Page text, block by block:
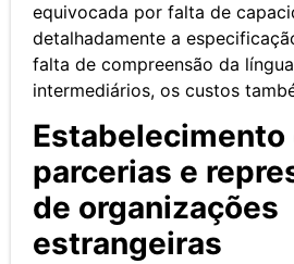
equivocada por falta de
detalhadamente a
falta de compreensão da
intermediários, os custos
Estabelecimento
parcerias e
de organizações
estrangeiras